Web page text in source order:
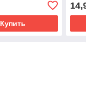
Купить